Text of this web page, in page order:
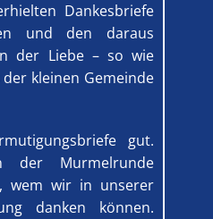
Dankesbriefe
und den daraus
der Liebe – so wie
kleinen Gemeinde
gut.
der Murmelrunde
wem wir in unserer
danken können.